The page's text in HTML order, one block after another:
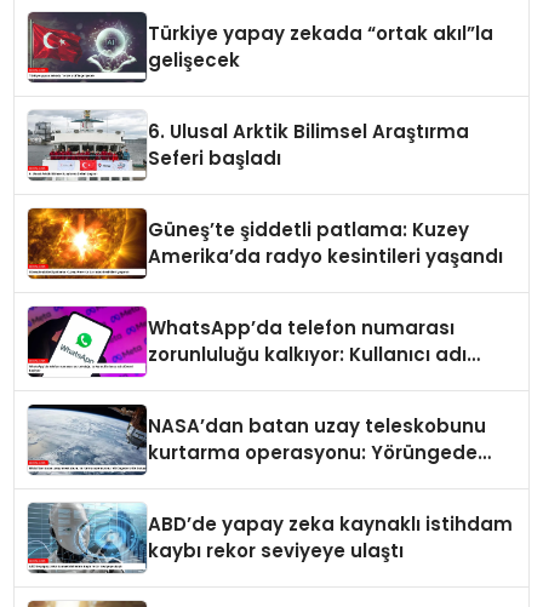
Türkiye yapay zekada “ortak akıl”la
gelişecek
6. Ulusal Arktik Bilimsel Araştırma
Seferi başladı
Güneş’te şiddetli patlama: Kuzey
Amerika’da radyo kesintileri yaşandı
WhatsApp’da telefon numarası
zorunluluğu kalkıyor: Kullanıcı adı
NASA’dan batan uzay teleskobunu
kurtarma operasyonu: Yörüngede
ABD’de yapay zeka kaynaklı istihdam
kaybı rekor seviyeye ulaştı